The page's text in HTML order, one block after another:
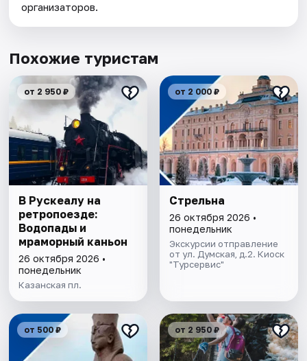
организаторов.
Похожие туристам
от 2 950 ₽
В Рускеалу на
ретропоезде:
Водопады и
мраморный каньон
26 октября 2026 •
понедельник
Казанская пл.
от 2 000 ₽
Стрельна
26 октября 2026 •
понедельник
Экскурсии отправление
от ул. Думская, д.2. Киоск
"Турсервис"
от 500 ₽ от 2 950 ₽